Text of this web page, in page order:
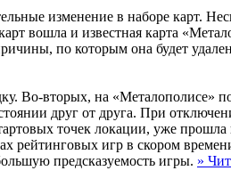
изменение в наборе карт.
вошла и известная карта
по которым она будет
Во-вторых, на «Металополисе»
друг от друга. При
точек локации, уже прошла
рейтинговых игр в скором
предсказуемость игры. »